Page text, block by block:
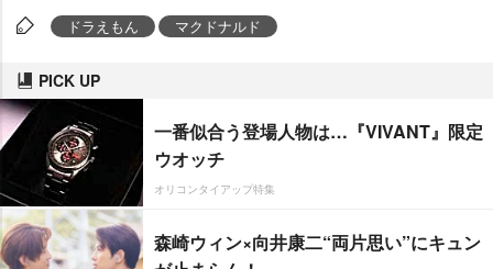
ドラえもん マクドナルド
PICK UP
一番似合う登場人物は…『VIVANT』限定
ウオッチ
オリコンタイアップ特集
森崎ウィン×向井康二“両片思い”にキュン